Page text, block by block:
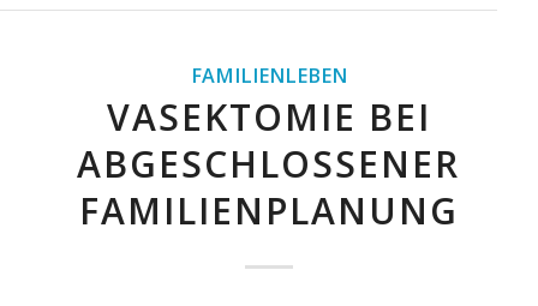
FAMILIENLEBEN
VASEKTOMIE BEI
ABGESCHLOSSENER
FAMILIENPLANUNG